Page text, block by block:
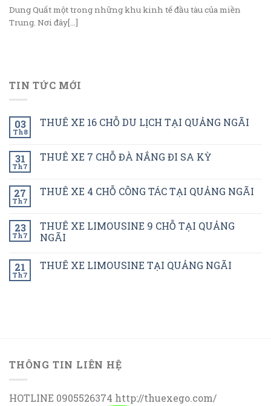
Dung Quất một trong những khu kinh tế đầu tàu của miền
Trung. Nơi đây[...]
TIN TỨC MỚI
03
Th8
THUÊ XE 16 CHỖ DU LỊCH TẠI QUẢNG NGÃI
31
Th7
THUÊ XE 7 CHỖ ĐÀ NẮNG ĐI SA KỲ
27
Th7
THUÊ XE 4 CHỖ CÔNG TÁC TẠI QUẢNG NGÃI
23
Th7
THUÊ XE LIMOUSINE 9 CHỖ TẠI QUẢNG
NGÃI
21
Th7
THUÊ XE LIMOUSINE TẠI QUẢNG NGÃI
THÔNG TIN LIÊN HỆ
HOTLINE 0905526374 http://thuexego.com/